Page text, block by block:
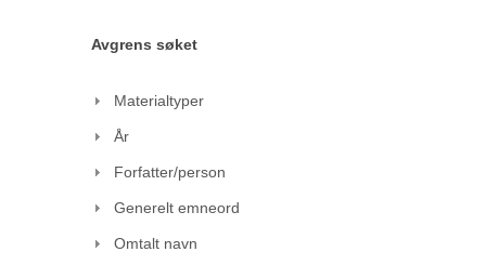
Avgrens søket
Materialtyper
År
Forfatter/person
Generelt emneord
Omtalt navn